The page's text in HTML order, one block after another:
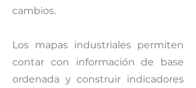
cambios.
Los mapas industriales permiten
contar con información de base
ordenada y construir indicadores